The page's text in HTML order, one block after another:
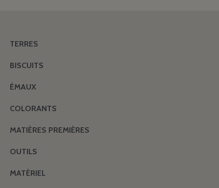
TERRES
BISCUITS
ÉMAUX
COLORANTS
MATIÈRES PREMIÈRES
OUTILS
MATÉRIEL